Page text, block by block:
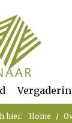
pagina
hier: Home